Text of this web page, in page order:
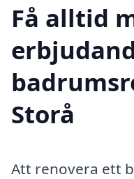
Få alltid
Storå
Att renovera ett